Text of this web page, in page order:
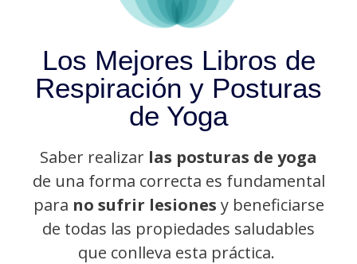
Los Mejores Libros de
Respiración y Posturas
de Yoga
Saber realizar las posturas de yoga
de una forma correcta es fundamental
para no sufrir lesiones y beneficiarse
de todas las propiedades saludables
que conlleva esta práctica.